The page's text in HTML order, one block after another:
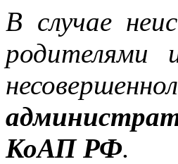
В случае
родителями
КоАП РФ.